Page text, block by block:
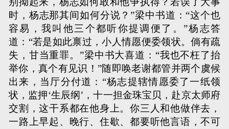
时，杨志那其间如何分说？”梁中书道：“这个也
容易，我叫他三个都听你提调便了。”杨志答
道：“若是如此禀过，小人情愿便委领状。倘有疏
失，甘当重罪。”梁中书大喜道：“我也不枉了抬
举你，真个有见识！”随即唤老谢都管并两个虞候
出来，当厅分付道：“杨志提辖情愿委了一纸领
状，监押‘生辰纲’，十一担金珠宝贝，赴京太师府
交割，这干系都在他身上。你三人和他做伴去，
一路上早起、晚行、住歇、都要听他言语，不可